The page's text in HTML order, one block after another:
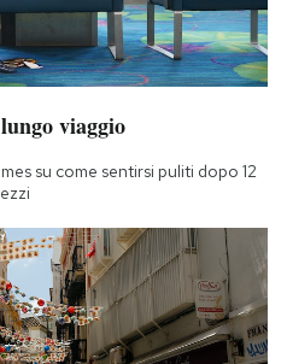
viaggio
su come sentirsi puliti dopo 12